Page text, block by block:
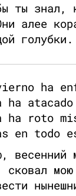
ты знал,
алее
голубки.
ha
ha roto
en todo
весенний
сковал